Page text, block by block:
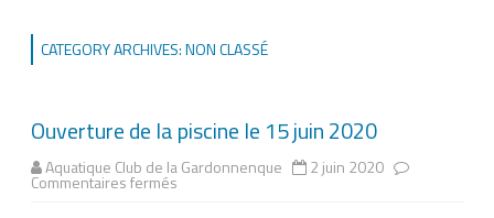
CATEGORY ARCHIVES:NON CLASSÉ
Ouverture de la piscine le 15 juin 2020
Aquatique Club de la Gardonnenque 2 juin 2020
Commentaires ferméssur